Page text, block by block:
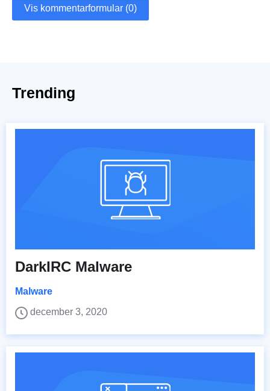
Vis kommentarformular (0)
Trending
DarkIRC Malware
Malware
december 3, 2020